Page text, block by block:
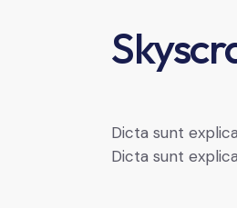
Dicta sunt
Dicta sunt